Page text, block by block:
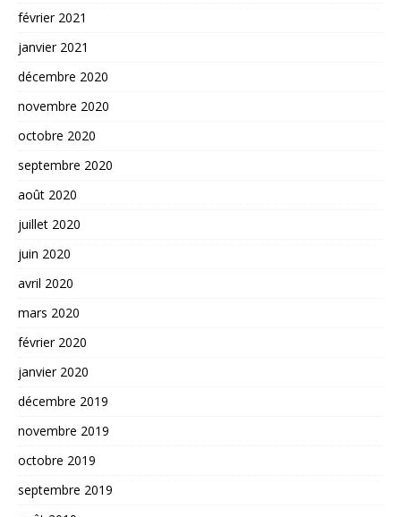
février 2021
janvier 2021
décembre 2020
novembre 2020
octobre 2020
septembre 2020
août 2020
juillet 2020
juin 2020
avril 2020
mars 2020
février 2020
janvier 2020
décembre 2019
novembre 2019
octobre 2019
septembre 2019